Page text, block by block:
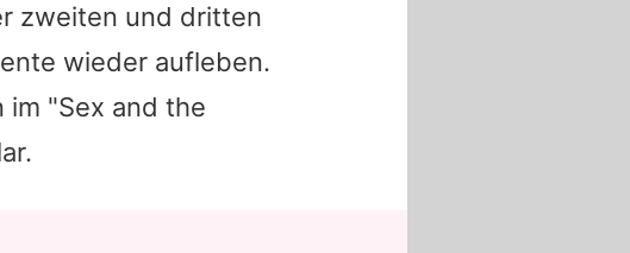
zweiten und dritten
wieder aufleben.
im "Sex and the